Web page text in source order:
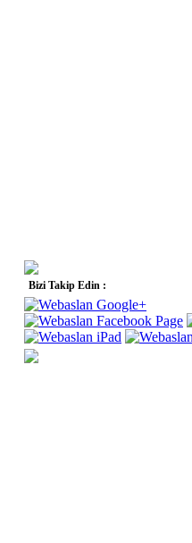
Bizi Takip Edin :